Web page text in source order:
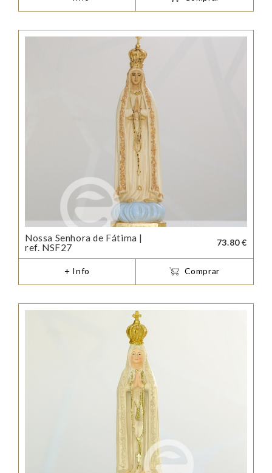
Nossa Senhora de Fátima |
ref. NSF27
73.80 €
+ Info Comprar